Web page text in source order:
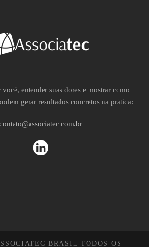
entender suas dores e mostrar como
gerar resultados concretos na prática:
contato@associatec.com.br
BRASIL TODOS OS